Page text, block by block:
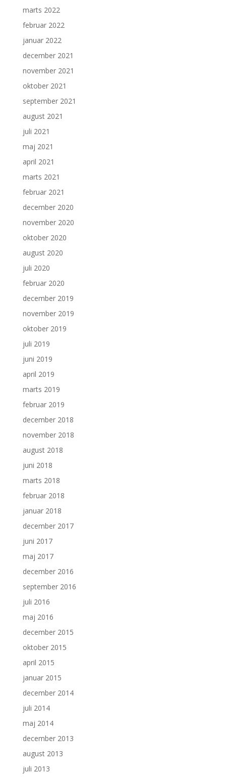
marts 2022
februar 2022
januar 2022
december 2021
november 2021
oktober 2021
september 2021
august 2021
juli 2021
maj 2021
april 2021
marts 2021
februar 2021
december 2020
november 2020
oktober 2020
august 2020
juli 2020
februar 2020
december 2019
november 2019
oktober 2019
juli 2019
juni 2019
april 2019
marts 2019
februar 2019
december 2018
november 2018
august 2018
juni 2018
marts 2018
februar 2018
januar 2018
december 2017
juni 2017
maj 2017
december 2016
september 2016
juli 2016
maj 2016
december 2015
oktober 2015
april 2015
januar 2015
december 2014
juli 2014
maj 2014
december 2013
august 2013
juli 2013